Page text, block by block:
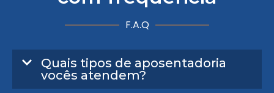
F.A.Q
Quais tipos de aposentadoria
vocês atendem?